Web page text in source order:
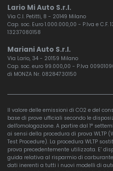
Lario Mi Auto S.r.l.
Via C.I. Petitti, 8 - 20149 Milano
Cap. soc. Euro 1.000.000,00 - P.Iva e
13237080158
Mariani Auto S.r.l.
Via Lario, 34 - 20159 Milano
Cap. soc. euro 99.000,00 - P.Iva
di MONZA Nr. 08284730150
Il valore delle emissioni di CO2 e del
base di prove ufficiali secondo le
dell'omologazione. A partire dal 1°
ai sensi della procedura di prova WLTP
Test Procedure). La procedura WLTP
prova precedentemente utilizzata. E’
guida relativa al risparmio di
dati inerenti a tutti i nuovi modelli di